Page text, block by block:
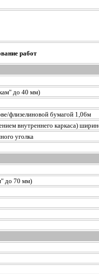
работ
до 40 мм)
флизелиновой бумагой 1,06м
внутреннего каркаса)
уголка
до 70 мм)